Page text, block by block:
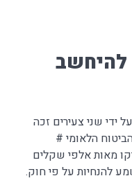
להיחשב
שני צעירים זכה
הלאומי #
מאות אלפי שקלים
להנחיות על פי חוק.